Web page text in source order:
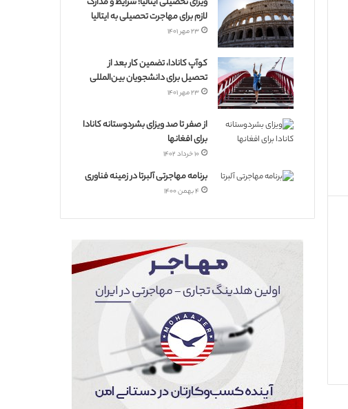
لازم برای مهاجرت تحصیلی به ایتالیا
۲۳ مهر ۱۴۰۱
کوآپ کانادا، تضمین کار بعد از
تحصیل برای دانشجویان بین‌المللی
۲۳ مهر ۱۴۰۱
از صفر تا صد ویزای بشردوستانه کانادا
برای افغانها
۱۰ خرداد ۱۴۰۲
برنامه مهاجرتی آلبرتا در زمینه فناوری
۴ بهمن ۱۴۰۰